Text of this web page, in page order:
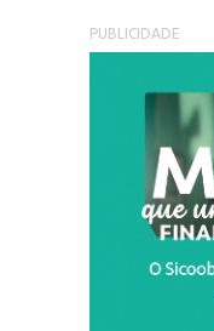
PUBLICIDADE